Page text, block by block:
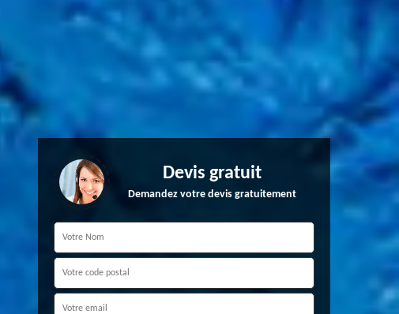
Devis gratuit
Demandez votre devis gratuitement